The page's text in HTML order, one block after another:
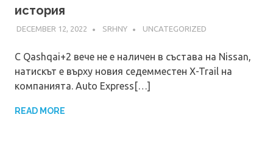
история
DECEMBER 12, 2022 SRHNY UNCATEGORIZED
С Qashqai+2 вече не е наличен в състава на Nissan,
натискът е върху новия седемместен X-Trail на
компанията. Auto Express[…]
READ MORE